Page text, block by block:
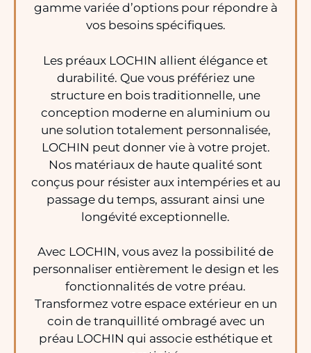
gamme variée d’options pour répondre à
vos besoins spécifiques.
Les préaux LOCHIN allient élégance et
durabilité. Que vous préfériez une
structure en bois traditionnelle, une
conception moderne en aluminium ou
une solution totalement personnalisée,
LOCHIN peut donner vie à votre projet.
Nos matériaux de haute qualité sont
conçus pour résister aux intempéries et au
passage du temps, assurant ainsi une
longévité exceptionnelle.
Avec LOCHIN, vous avez la possibilité de
personnaliser entièrement le design et les
fonctionnalités de votre préau.
Transformez votre espace extérieur en un
coin de tranquillité ombragé avec un
préau LOCHIN qui associe esthétique et